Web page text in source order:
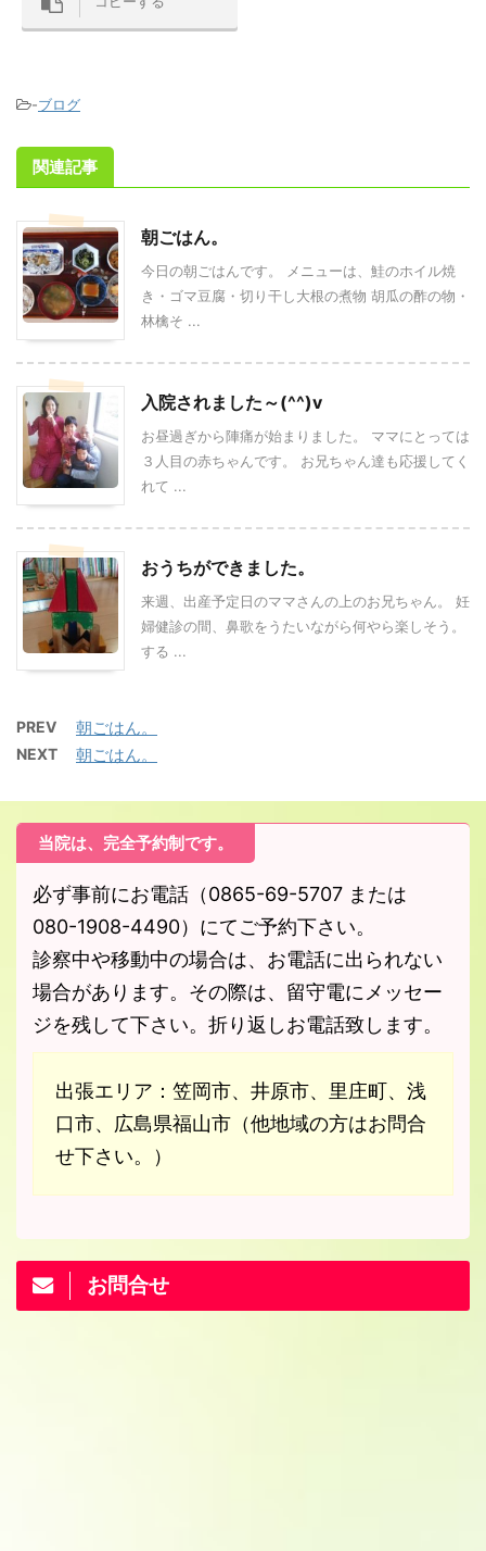
-ブログ
関連記事
朝ごはん。
今日の朝ごはんです。 メニューは、鮭のホイル焼
き・ゴマ豆腐・切り干し大根の煮物 胡瓜の酢の物・
林檎そ ...
入院されました～(^^)v
お昼過ぎから陣痛が始まりました。 ママにとっては
３人目の赤ちゃんです。 お兄ちゃん達も応援してく
れて ...
おうちができました。
来週、出産予定日のママさんの上のお兄ちゃん。 妊
婦健診の間、鼻歌をうたいながら何やら楽しそう。
する ...
PREV 朝ごはん。
NEXT 朝ごはん。
当院は、完全予約制です。
必ず事前にお電話（0865-69-5707 または
080-1908-4490）にてご予約下さい。
診察中や移動中の場合は、お電話に出られない
場合があります。その際は、留守電にメッセー
ジを残して下さい。折り返しお電話致します。
出張エリア：笠岡市、井原市、里庄町、浅
口市、広島県福山市（他地域の方はお問合
せ下さい。）
お問合せ